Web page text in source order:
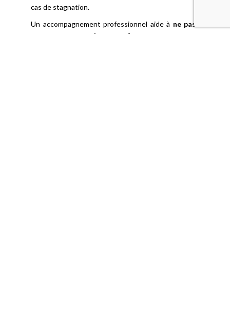
cas de stagnation.
Un accompagnement professionnel aide à ne pas tout
remettre en question trop tôt